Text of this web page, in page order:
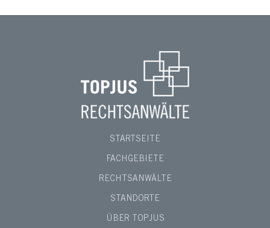
STARTSEITE
FACHGEBIETE
RECHTSANWÄLTE
STANDORTE
ÜBER TOPJUS